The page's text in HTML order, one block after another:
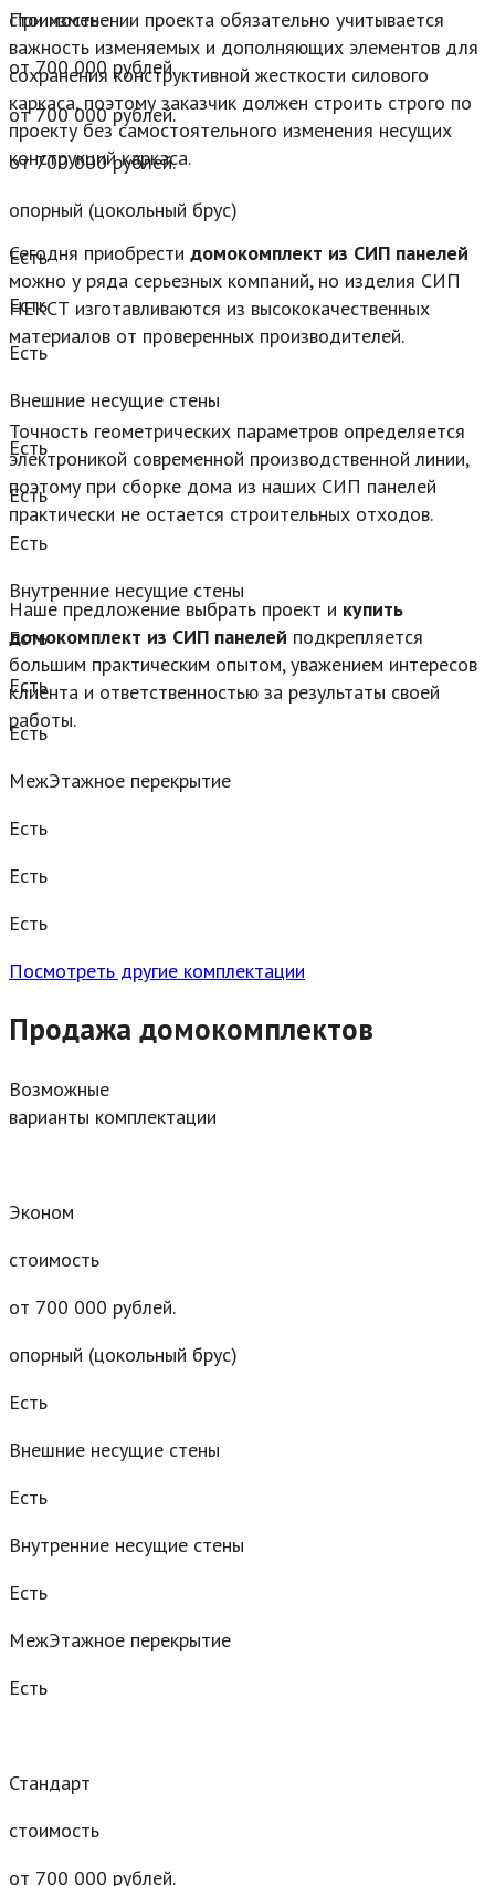
При изменении проекта обязательно учитывается
важность изменяемых и дополняющих элементов для
сохранения конструктивной жесткости силового
каркаса, поэтому заказчик должен строить строго по
проекту без самостоятельного изменения несущих
конструкций каркаса.
Сегодня приобрести домокомплект из СИП панелей
можно у ряда серьезных компаний, но изделия СИП
НЕКСТ изготавливаются из высококачественных
материалов от проверенных производителей.
Точность геометрических параметров определяется
электроникой современной производственной линии,
поэтому при сборке дома из наших СИП панелей
практически не остается строительных отходов.
Наше предложение выбрать проект и купить
домокомплект из СИП панелей подкрепляется
большим практическим опытом, уважением интересов
клиента и ответственностью за результаты своей
работы.
стоимость
от 700 000 рублей.
от 700 000 рублей.
от 700 000 рублей.
опорный (цокольный брус)
Есть
Есть
Есть
Внешние несущие стены
Есть
Есть
Есть
Внутренние несущие стены
Есть
Есть
Есть
МежЭтажное перекрытие
Есть
Есть
Есть
Посмотреть другие комплектации
Продажа домокомплектов
Возможные
варианты комплектации
Эконом
стоимость
от 700 000 рублей.
опорный (цокольный брус)
Есть
Внешние несущие стены
Есть
Внутренние несущие стены
Есть
МежЭтажное перекрытие
Есть
Стандарт
стоимость
от 700 000 рублей.